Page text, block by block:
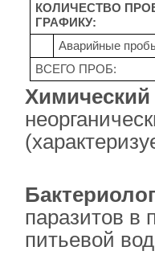
КОЛИЧЕСТВО
ГРАФИКУ:
Аварийные
ВСЕГО ПРОБ:
Химический
паразитов в
питьевой